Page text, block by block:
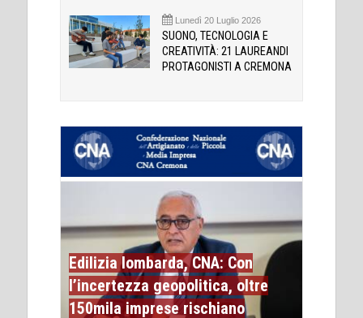
Lunedì 20 Luglio 2026
SUONO, TECNOLOGIA E
CREATIVITÀ: 21 LAUREANDI
PROTAGONISTI A CREMONA
Edilizia lombarda, CNA: Con
l’incertezza geopolitica, oltre
150mila imprese rischiano